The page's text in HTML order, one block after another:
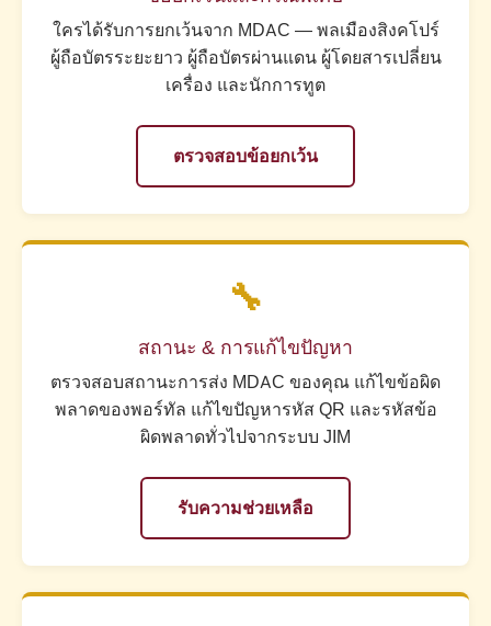
ใครได้รับการยกเว้นจาก MDAC — พลเมืองสิงคโปร์
ผู้ถือบัตรระยะยาว ผู้ถือบัตรผ่านแดน ผู้โดยสารเปลี่ยน
เครื่อง และนักการทูต
ตรวจสอบข้อยกเว้น
🔧
สถานะ & การแก้ไขปัญหา
ตรวจสอบสถานะการส่ง MDAC ของคุณ แก้ไขข้อผิด
พลาดของพอร์ทัล แก้ไขปัญหารหัส QR และรหัสข้อ
ผิดพลาดทั่วไปจากระบบ JIM
รับความช่วยเหลือ